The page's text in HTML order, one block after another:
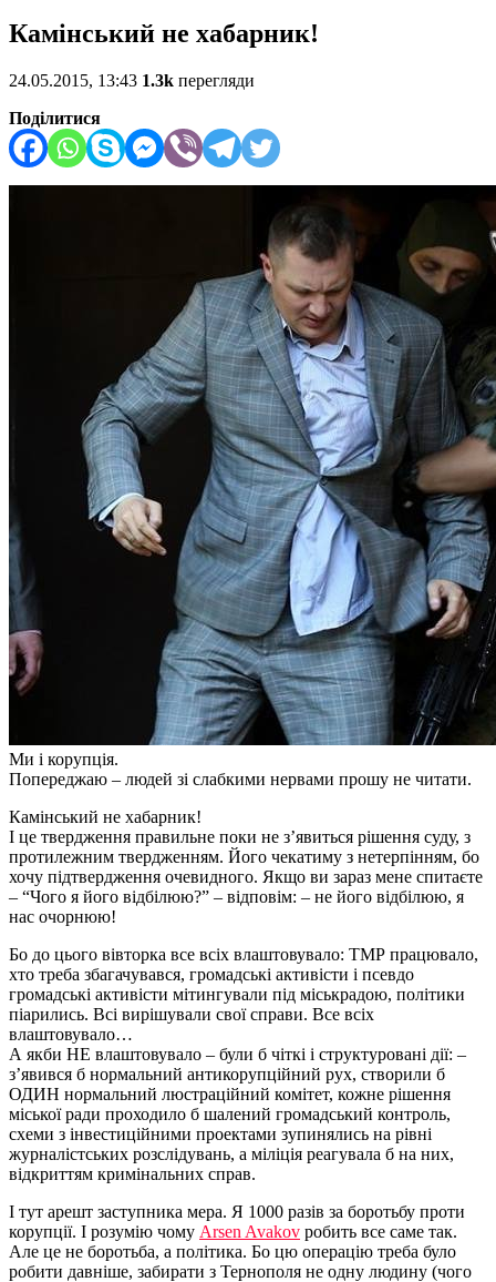
Камінський не хабарник!
24.05.2015, 13:43 1.3k перегляди
Поділитися
Ми і корупція.
Попереджаю – людей зі слабкими нервами прошу не читати.
Камінський не хабарник!
І це твердження правильне поки не з’явиться рішення суду, з
протилежним твердженням. Його чекатиму з нетерпінням, бо
хочу підтвердження очевидного. Якщо ви зараз мене спитаєте
– “Чого я його відбілюю?” – відповім: – не його відбілюю, я
нас очорнюю!
Бо до цього вівторка все всіх влаштовувало: ТМР працювало,
хто треба збагачувався, громадські активісти і псевдо
громадські активісти мітингували під міськрадою, політики
піарились. Всі вирішували свої справи. Все всіх
влаштовувало…
А якби НЕ влаштовувало – були б чіткі і структуровані дії: –
з’явився б нормальний антикорупційний рух, створили б
ОДИН нормальний люстраційний комітет, кожне рішення
міської ради проходило б шалений громадський контроль,
схеми з інвестиційними проектами зупинялись на рівні
журналістських розслідувань, а міліція реагувала б на них,
відкриттям кримінальних справ.
І тут арешт заступника мера. Я 1000 разів за боротьбу проти
корупції. І розумію чому Arsen Avakov робить все саме так.
Але це не боротьба, а політика. Бо цю операцію треба було
робити давніше, забирати з Тернополя не одну людину (чого